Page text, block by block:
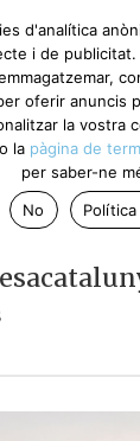
d'analítica
i de
oferir anuncis
la vostra
la pàgina de
per saber-ne
No